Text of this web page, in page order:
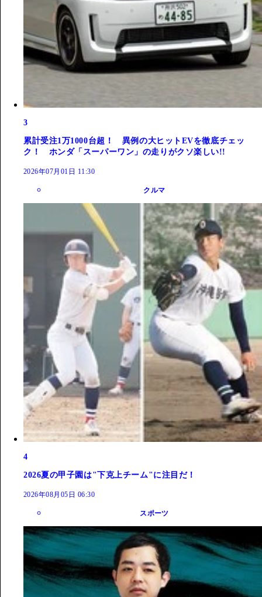
3
累計受注1万1000台超！ 異例の大ヒットEVを徹底チェッ
ク！ ホンダ「スーパーワン」の走りがクソ楽しい!!
2026年07月01日 11:30
クルマ
4
2026夏の甲子園は"下克上チーム"に注目だ！
2026年08月05日 06:30
スポーツ